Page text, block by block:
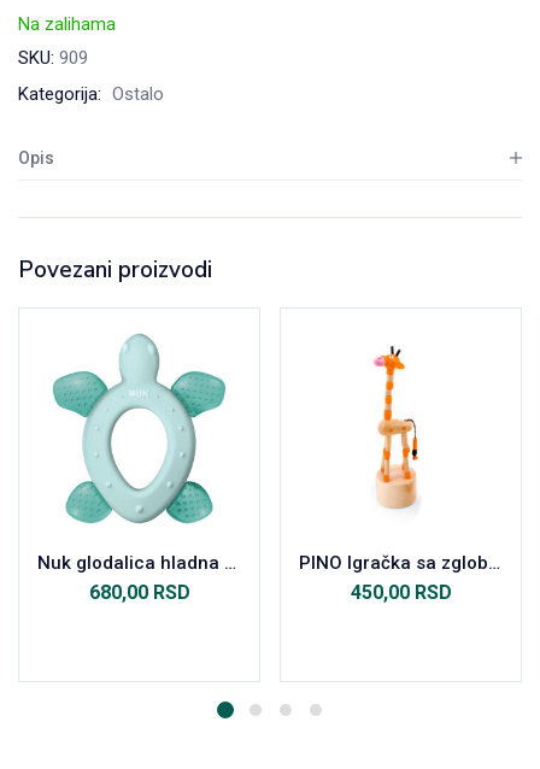
Na zalihama
SKU: 909
Kategorija: Ostalo
Opis
Povezani proizvodi
Nuk glodalica hladna kornjača
680,00 RSD
PINO Igračka sa zglobom Žirafa
450,00 RSD